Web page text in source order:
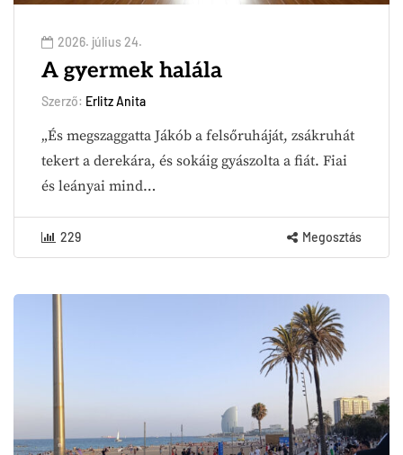
2026. július 24.
A gyermek halála
Szerző: Erlitz Anita
„És megszaggatta Jákób a felsőruháját, zsákruhát
tekert a derekára, és sokáig gyászolta a fiát. Fiai
és leányai mind…
229 Megosztás